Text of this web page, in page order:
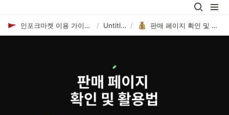
인포크마켓 이용 가이드 1.0 / Untitled / 판매 페이지 확인 및 활용법